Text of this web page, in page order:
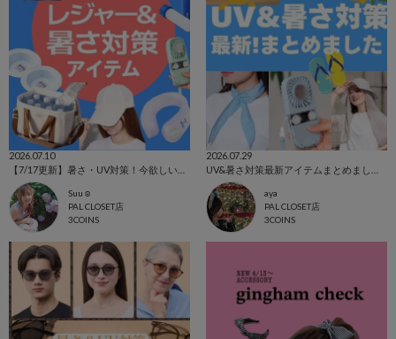
2026.07.10
Suu☺︎
PAL CLOSET店
3COINS
2026.07.29
aya
PAL CLOSET店
3COINS